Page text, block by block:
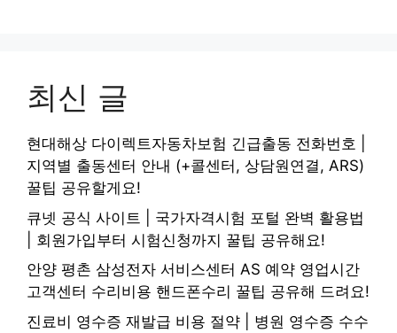
최신 글
현대해상 다이렉트자동차보험 긴급출동 전화번호 |
지역별 출동센터 안내 (+콜센터, 상담원연결, ARS)
꿀팁 공유할게요!
큐넷 공식 사이트 | 국가자격시험 포털 완벽 활용법
| 회원가입부터 시험신청까지 꿀팁 공유해요!
안양 평촌 삼성전자 서비스센터 AS 예약 영업시간
고객센터 수리비용 핸드폰수리 꿀팁 공유해 드려요!
진료비 영수증 재발급 비용 절약 | 병원 영수증 수수